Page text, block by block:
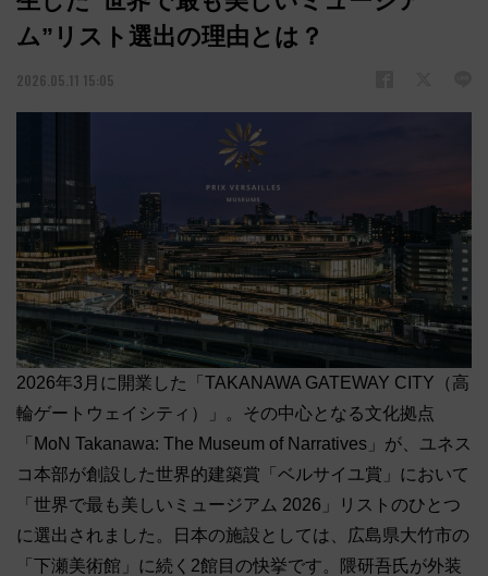
ム”リスト選出の理由とは？
2026.05.11 15:05
2026年3月に開業した「TAKANAWA GATEWAY CITY（高
輪ゲートウェイシティ）」。その中心となる文化拠点
「MoN Takanawa: The Museum of Narratives」が、ユネス
コ本部が創設した世界的建築賞「ベルサイユ賞」において
「世界で最も美しいミュージアム 2026」リストのひとつ
に選出されました。日本の施設としては、広島県大竹市の
「下瀬美術館」に続く2館目の快挙です。隈研吾氏が外装